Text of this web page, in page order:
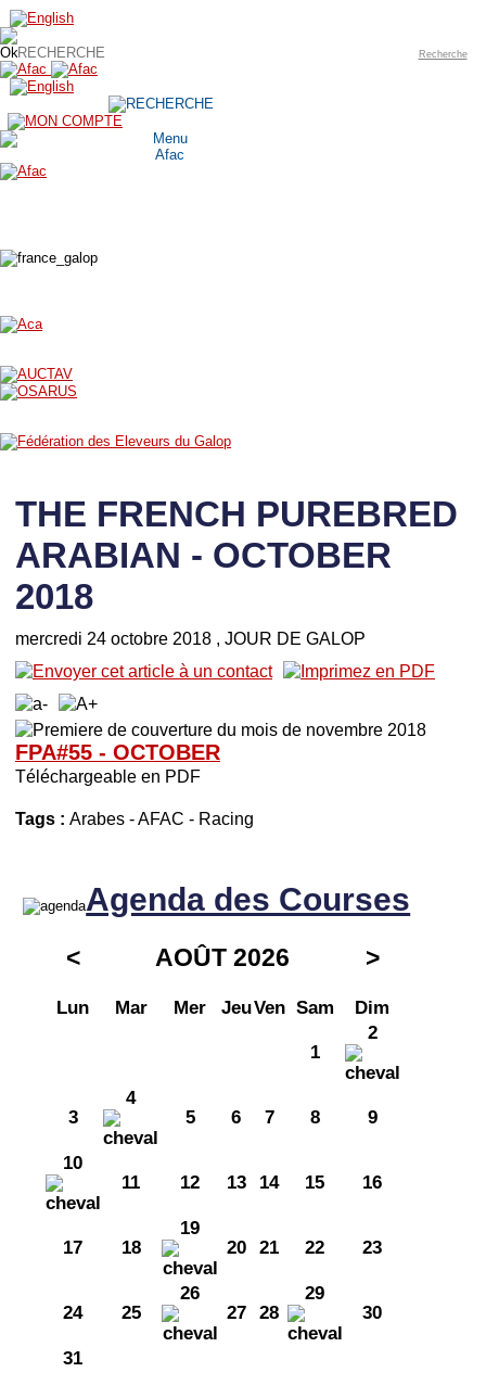
Recherche
THE FRENCH PUREBRED
ARABIAN - OCTOBER
2018
mercredi 24 octobre 2018 , JOUR DE GALOP
FPA#55 - OCTOBER
Téléchargeable en PDF
Tags : Arabes -AFAC - Racing
Agenda des Courses
< AOÛT 2026 >
Lun Mar Mer JeuVen Sam Dim
1
2
3
4
5
6 7 8 9
10
11
12 13 14 15 16
17 18
19
20
21 22 23
24 25
26
27
28
29
30
31